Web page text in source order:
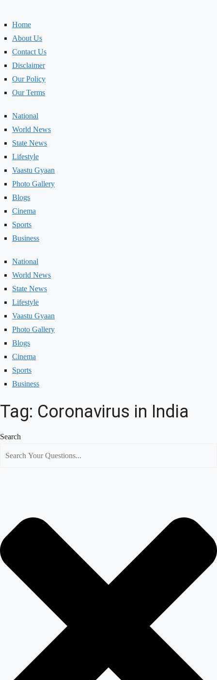
Home
About Us
Contact Us
Disclaimer
Our Policy
Our Terms
National
World News
State News
Lifestyle
Vaastu Gyaan
Photo Gallery
Blogs
Cinema
Sports
Business
National
World News
State News
Lifestyle
Vaastu Gyaan
Photo Gallery
Blogs
Cinema
Sports
Business
Tag: Coronavirus in India
Search